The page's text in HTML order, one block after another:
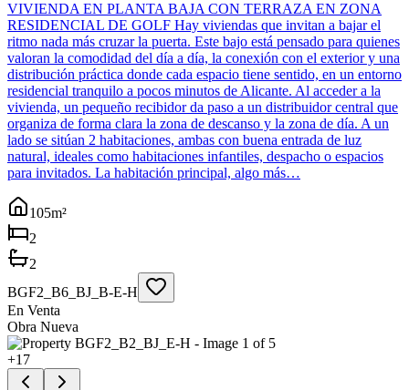
VIVIENDA EN PLANTA BAJA CON TERRAZA EN ZONA
RESIDENCIAL DE GOLF Hay viviendas que invitan a bajar el
ritmo nada más cruzar la puerta. Este bajo está pensado para quienes
valoran la comodidad del día a día, la conexión con el exterior y una
distribución práctica donde cada espacio tiene sentido, en un entorno
residencial tranquilo a pocos minutos de Alicante. Al acceder a la
vivienda, un pequeño recibidor da paso a un distribuidor central que
organiza de forma clara la zona de descanso y la zona de día. A un
lado se sitúan 2 habitaciones, ambas con buena entrada de luz
natural, ideales como habitaciones infantiles, despacho o espacios
para invitados. La habitación principal, algo más…
105m²
2
2
BGF2_B6_BJ_B-E-H
En Venta
Obra Nueva
+17